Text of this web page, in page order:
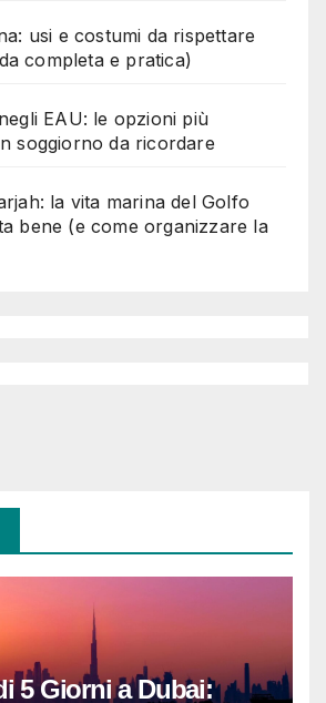
usi e costumi da rispettare
completa e pratica)
EAU: le opzioni più
soggiorno da ricordare
la vita marina del Golfo
bene (e come organizzare la
5 Giorni a Dubai: